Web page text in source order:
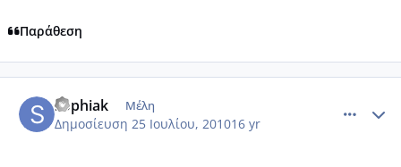
Παράθεση
sophiak Μέλη
Δημοσίευση 25 Ιουλίου, 201016 yr